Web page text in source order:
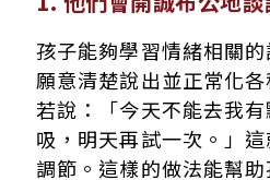
孩子能夠學習情緒相關
願意清楚說出並正常化
若說：「今天不能去我
吸，明天再試一次。」
調節。這樣的做法能幫